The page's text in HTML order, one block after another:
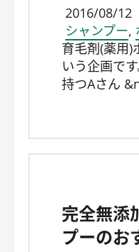
2016/08/12
シャンプー,
育毛剤(薬用)
いう企画で
持つAさん
完全無添
プーのお